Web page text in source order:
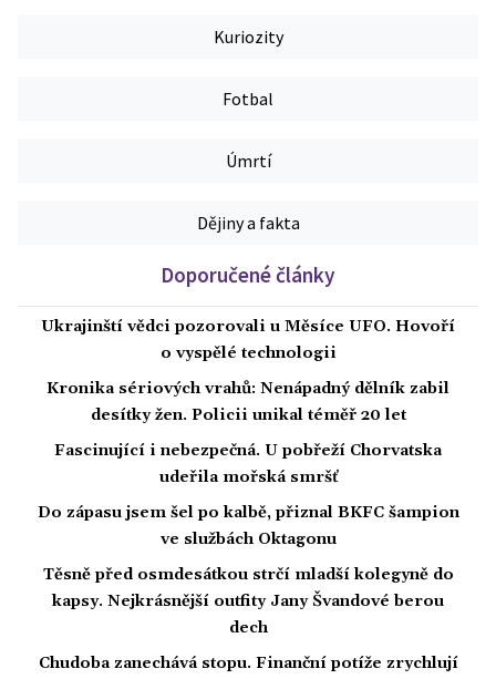
Kuriozity
Fotbal
Úmrtí
Dějiny a fakta
Doporučené články
Ukrajinští vědci pozorovali u Měsíce UFO. Hovoří
o vyspělé technologii
Kronika sériových vrahů: Nenápadný dělník zabil
desítky žen. Policii unikal téměř 20 let
Fascinující i nebezpečná. U pobřeží Chorvatska
udeřila mořská smršť
Do zápasu jsem šel po kalbě, přiznal BKFC šampion
ve službách Oktagonu
Těsně před osmdesátkou strčí mladší kolegyně do
kapsy. Nejkrásnější outfity Jany Švandové berou
dech
Chudoba zanechává stopu. Finanční potíže zrychlují